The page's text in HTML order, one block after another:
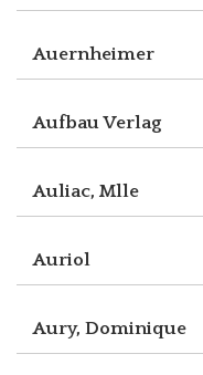
Auernheimer
Aufbau Verlag
Auliac, Mlle
Auriol
Aury, Dominique